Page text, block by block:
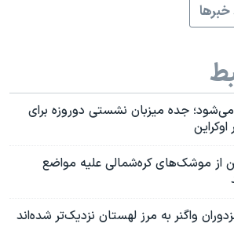
جده میزبان نشستی دوروزه برای
از موشک‌های کره‌شمالی علیه مواضع
واگنر به مرز لهستان نزدیک‌تر شده‌اند